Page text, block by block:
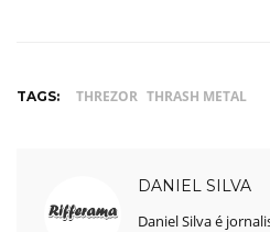
TAGS: THREZOR THRASH METAL
DANIEL SILVA
Daniel Silva é